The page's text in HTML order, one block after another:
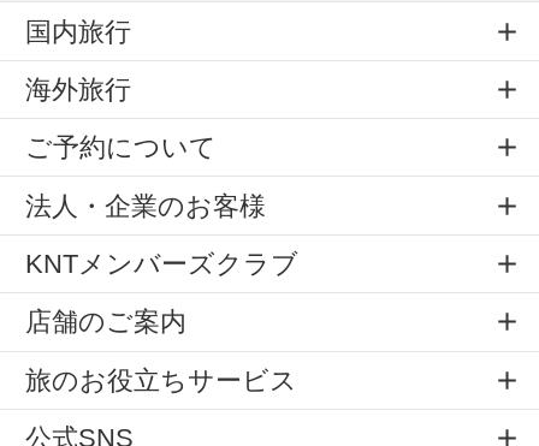
国内旅行
海外旅行
ご予約について
法人・企業のお客様
KNTメンバーズクラブ
店舗のご案内
旅のお役立ちサービス
公式SNS